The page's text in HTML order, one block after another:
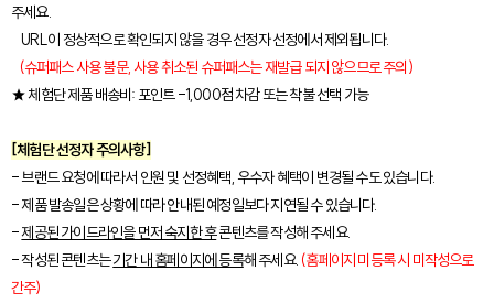
주세요.
URL이 정상적으로 확인되지 않을 경우 선정자 선정에서 제외됩니다.
(슈퍼패스 사용 불문, 사용 취소된 슈퍼패스는 재발급 되지 않으므로 주의)
★ 체험단 제품 배송비: 포인트 -1,000점 차감 또는 착불 선택 가능
[체험단 선정자 주의사항]
- 브랜드 요청에 따라서 인원 및 선정혜택, 우수자 혜택이 변경될 수도 있습니다.
- 제품 발송일은 상황에 따라 안내된 예정일보다 지연될 수 있습니다.
-제공된 가이드라인을 먼저 숙지한 후콘텐츠를 작성해 주세요.
- 작성된 콘텐츠는기간 내 홈페이지에 등록해 주세요. (홈페이지 미등록 시 미작성으로
간주)